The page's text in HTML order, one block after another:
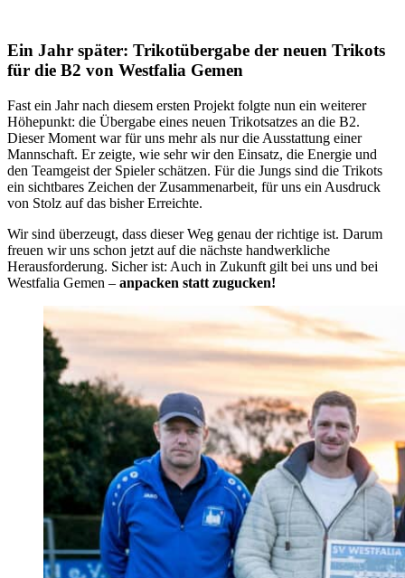
Ein Jahr später: Trikotübergabe der neuen Trikots
für die B2 von Westfalia Gemen
Fast ein Jahr nach diesem ersten Projekt folgte nun ein weiterer
Höhepunkt: die Übergabe eines neuen Trikotsatzes an die B2.
Dieser Moment war für uns mehr als nur die Ausstattung einer
Mannschaft. Er zeigte, wie sehr wir den Einsatz, die Energie und
den Teamgeist der Spieler schätzen. Für die Jungs sind die Trikots
ein sichtbares Zeichen der Zusammenarbeit, für uns ein Ausdruck
von Stolz auf das bisher Erreichte.
Wir sind überzeugt, dass dieser Weg genau der richtige ist. Darum
freuen wir uns schon jetzt auf die nächste handwerkliche
Herausforderung. Sicher ist: Auch in Zukunft gilt bei uns und bei
Westfalia Gemen – anpacken statt zugucken!